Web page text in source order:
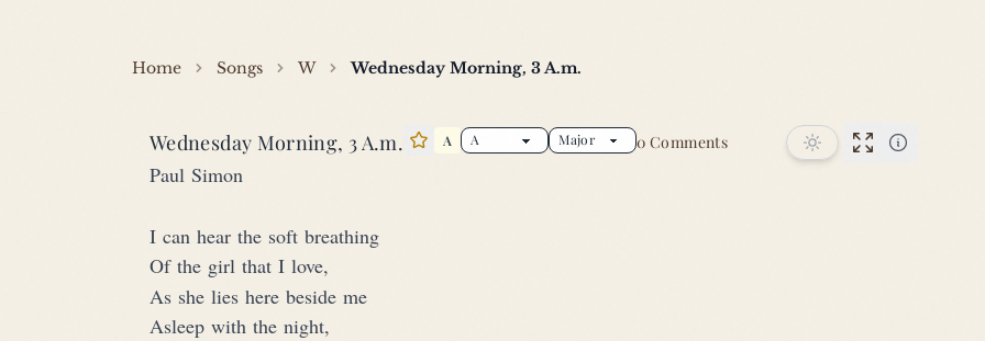
Home Songs W Wednesday Morning, 3 A.m.
Wednesday Morning, 3 A.m. Star this song
A 0 Comments
Paul Simon
I can hear the soft breathing
Of the girl that I love,
As she lies here beside me
Asleep with the night,